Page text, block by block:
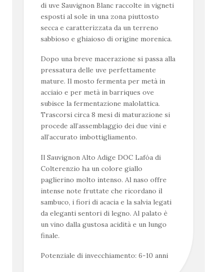
di uve Sauvignon Blanc raccolte in vigneti
esposti al sole in una zona piuttosto
secca e caratterizzata da un terreno
sabbioso e ghiaioso di origine morenica.
Dopo una breve macerazione si passa alla
pressatura delle uve perfettamente
mature. Il mosto fermenta per metà in
acciaio e per metà in barriques ove
subisce la fermentazione malolattica.
Trascorsi circa 8 mesi di maturazione si
procede all’assemblaggio dei due vini e
all’accurato imbottigliamento.
Il Sauvignon Alto Adige DOC Lafóa di
Colterenzio ha un colore giallo
paglierino molto intenso. Al naso offre
intense note fruttate che ricordano il
sambuco, i fiori di acacia e la salvia legati
da eleganti sentori di legno. Al palato è
un vino dalla gustosa acidità e un lungo
finale.
Potenziale di invecchiamento: 6-10 anni